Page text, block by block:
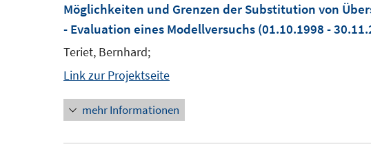
Möglichkeiten und Grenzen der Substitution von
- Evaluation eines Modellversuchs (01.10.1998 -
Teriet, Bernhard;
Link zur Projektseite
mehr Informationen